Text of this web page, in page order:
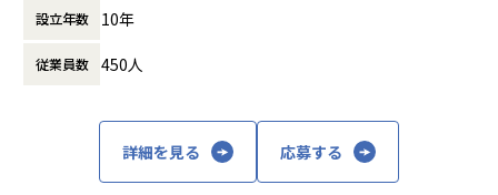
■物流テックNo. 1 × BtoB運送No. 1。新生ハコベルが構築
ニュースでも「2024年問題」として取り上げられています
が、 日本が世界に誇れるほどの品質がある物流は、ドライバ
ー不足によって大きな危機を迎えています。
のステップアップをお考えの⽅、プロジェクトマネージャー
* プロジェクトマネージメント全般（要件管理、進捗管理、
コスト管理、品質管理、リソース管理、リスク管理ほか）
* お客様との打ち合わせ、折衝、調整
時間外労働の有無： 有（月平均30時間）
設立年数 10年
従業員数 450人
詳細を見る 応募する